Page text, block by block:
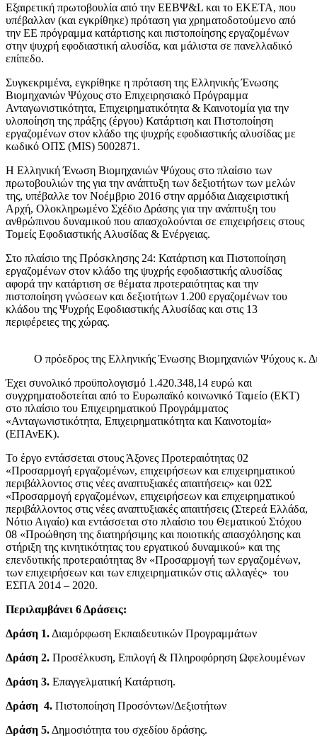
Εξαιρετική πρωτοβουλία από την ΕΕΒΨ&L και το EKETA, που
υπέβαλλαν (και εγκρίθηκε) πρόταση για χρηματοδοτούμενο από
την ΕΕ πρόγραμμα κατάρτισης και πιστοποίησης εργαζομένων
στην ψυχρή εφοδιαστική αλυσίδα, και μάλιστα σε πανελλαδικό
επίπεδο.
Συγκεκριμένα, εγκρίθηκε η πρόταση της Ελληνικής Ένωσης
Βιομηχανιών Ψύχους στο Επιχειρησιακό Πρόγραμμα
Ανταγωνιστικότητα, Επιχειρηματικότητα & Καινοτομία για την
υλοποίηση της πράξης (έργου) Κατάρτιση και Πιστοποίηση
εργαζομένων στον κλάδο της ψυχρής εφοδιαστικής αλυσίδας με
κωδικό ΟΠΣ (MIS) 5002871.
Η Ελληνική Ένωση Βιομηχανιών Ψύχους στο πλαίσιο των
πρωτοβουλιών της για την ανάπτυξη των δεξιοτήτων των μελών
της, υπέβαλλε τον Νοέμβριο 2016 στην αρμόδια Διαχειριστική
Αρχή, Ολοκληρωμένο Σχέδιο Δράσης για την ανάπτυξη του
ανθρώπινου δυναμικού που απασχολούνται σε επιχειρήσεις στους
Τομείς Εφοδιαστικής Αλυσίδας & Ενέργειας.
Στο πλαίσιο της Πρόσκλησης 24: Κατάρτιση και Πιστοποίηση
εργαζομένων στον κλάδο της ψυχρής εφοδιαστικής αλυσίδας
αφορά την κατάρτιση σε θέματα προτεραιότητας και την
πιστοποίηση γνώσεων και δεξιοτήτων 1.200 εργαζομένων του
κλάδου της Ψυχρής Εφοδιαστικής Αλυσίδας και στις 13
περιφέρειες της χώρας.
Ο πρόεδρος της Ελληνικής Ένωσης Βιομηχανιών Ψύχους κ.
Έχει συνολικό προϋπολογισμό 1.420.348,14 ευρώ και
συγχρηματοδοτείται από το Ευρωπαϊκό κοινωνικό Ταμείο (ΕΚΤ)
στο πλαίσιο του Επιχειρηματικού Προγράμματος
«Ανταγωνιστικότητα, Επιχειρηματικότητα και Καινοτομία»
(ΕΠΑνΕΚ).
Το έργο εντάσσεται στους Άξονες Προτεραιότητας 02
«Προσαρμογή εργαζομένων, επιχειρήσεων και επιχειρηματικού
περιβάλλοντος στις νέες αναπτυξιακές απαιτήσεις» και 02Σ
«Προσαρμογή εργαζομένων, επιχειρήσεων και επιχειρηματικού
περιβάλλοντος στις νέες αναπτυξιακές απαιτήσεις (Στερεά Ελλάδα,
Νότιο Αιγαίο) και εντάσσεται στο πλαίσιο του Θεματικού Στόχου
08 «Προώθηση της διατηρήσιμης και ποιοτικής απασχόλησης και
στήριξη της κινητικότητας του εργατικού δυναμικού» και της
επενδυτικής προτεραιότητας 8ν «Προσαρμογή των εργαζομένων,
των επιχειρήσεων και των επιχειρηματικών στις αλλαγές» του
ΕΣΠΑ 2014 – 2020.
Περιλαμβάνει 6 Δράσεις:
Δράση 1. Διαμόρφωση Εκπαιδευτικών Προγραμμάτων
Δράση 2. Προσέλκυση, Επιλογή & Πληροφόρηση Ωφελουμένων
Δράση 3. Επαγγελματική Κατάρτιση.
Δράση 4. Πιστοποίηση Προσόντων/Δεξιοτήτων
Δράση 5. Δημοσιότητα του σχεδίου δράσης.